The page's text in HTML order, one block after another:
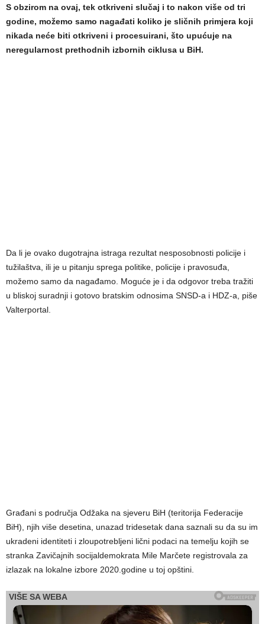
S obzirom na ovaj, tek otkriveni slučaj i to nakon više od tri
godine, možemo samo nagađati koliko je sličnih primjera koji
nikada neće biti otkriveni i procesuirani, što upućuje na
neregularnost prethodnih izbornih ciklusa u BiH.
Da li je ovako dugotrajna istraga rezultat nesposobnosti policije i
tužilaštva, ili je u pitanju sprega politike, policije i pravosuđa,
možemo samo da nagađamo. Moguće je i da odgovor treba tražiti
u bliskoj suradnji i gotovo bratskim odnosima SNSD-a i HDZ-a, piše
Valterportal.
Građani s područja Odžaka na sjeveru BiH (teritorija Federacije
BiH), njih više desetina, unazad tridesetak dana saznali su da su im
ukradeni identiteti i zloupotrebljeni lični podaci na temelju kojih se
stranka Zavičajnih socijaldemokrata Mile Marčete registrovala za
izlazak na lokalne izbore 2020.godine u toj opštini.